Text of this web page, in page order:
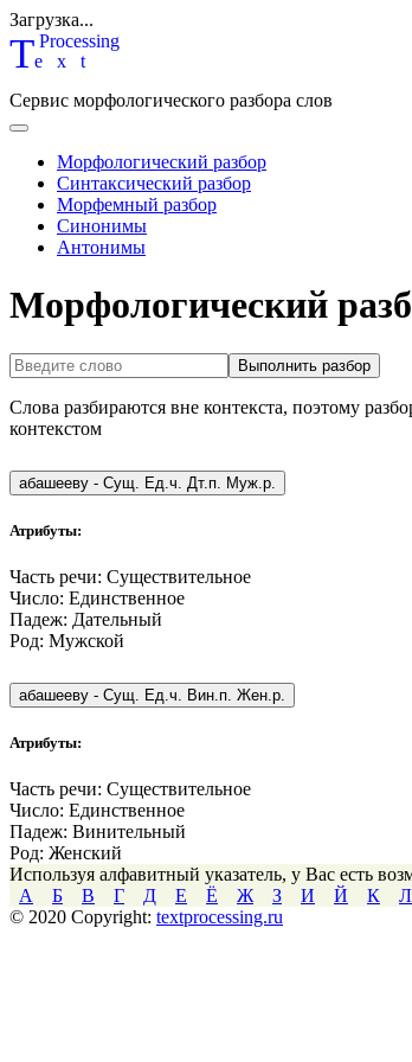
Загрузка...
Text
Processing
Сервис морфологического разбора слов
Морфологический разбор
Синтаксический разбор
Морфемный разбор
Синонимы
Антонимы
Морфологический
Выполнить разбор
Слова разбираются вне контекста, поэтому
контекстом
абашееву - Сущ. Ед.ч. Дт.п. Муж.р.
Атрибуты:
Часть речи: Существительное
Число: Единственное
Падеж: Дательный
Род: Мужской
абашееву - Сущ. Ед.ч. Вин.п. Жен.р.
Атрибуты:
Часть речи: Существительное
Число: Единственное
Падеж: Винительный
Род: Женский
Используя алфавитный указатель, у Вас есть
А
Б В Г Д Е Ё Ж З И Й К Л
© 2020 Copyright: textprocessing.ru